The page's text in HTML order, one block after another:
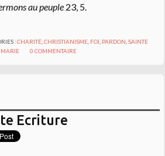
au peuple 23, 5.
:CHARITÉ, CHRISTIANISME, FOI PARDON SAINTE
MARIE 0 COMMENTAIRE
Ecriture